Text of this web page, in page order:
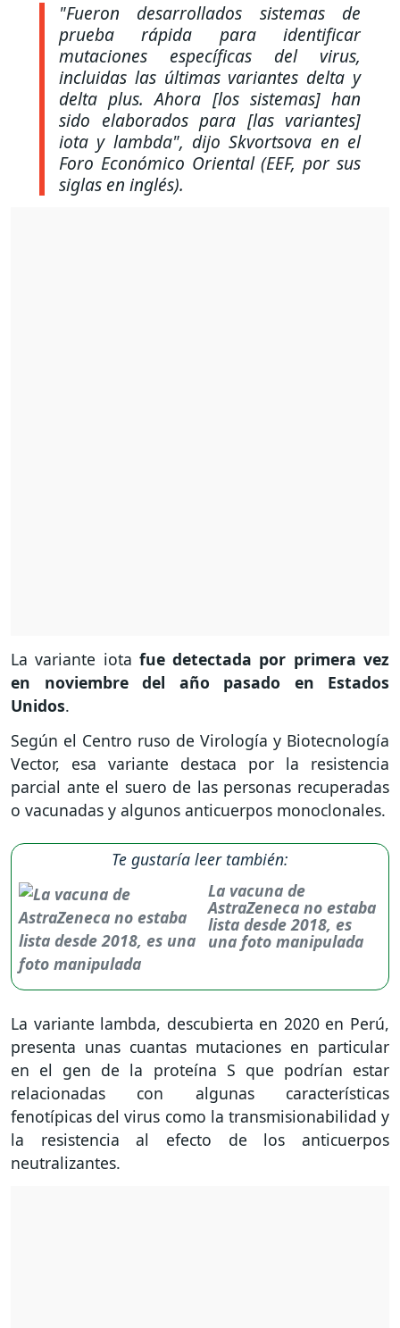
"Fueron desarrollados sistemas de
prueba rápida para identificar
mutaciones específicas del virus,
incluidas las últimas variantes delta y
delta plus. Ahora [los sistemas] han
sido elaborados para [las variantes]
iota y lambda", dijo Skvortsova en el
Foro Económico Oriental (EEF, por sus
siglas en inglés).
La variante iota fue detectada por primera vez
en noviembre del año pasado en Estados
Unidos.
Según el Centro ruso de Virología y Biotecnología
Vector, esa variante destaca por la resistencia
parcial ante el suero de las personas recuperadas
o vacunadas y algunos anticuerpos monoclonales.
Te gustaría leer también:
La vacuna de
AstraZeneca no estaba
lista desde 2018, es
una foto manipulada
La variante lambda, descubierta en 2020 en Perú,
presenta unas cuantas mutaciones en particular
en el gen de la proteína S que podrían estar
relacionadas con algunas características
fenotípicas del virus como la transmisionabilidad y
la resistencia al efecto de los anticuerpos
neutralizantes.